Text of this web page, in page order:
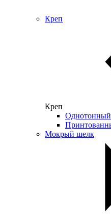
Креп
Креп
Однотонный
Мокрый шелк